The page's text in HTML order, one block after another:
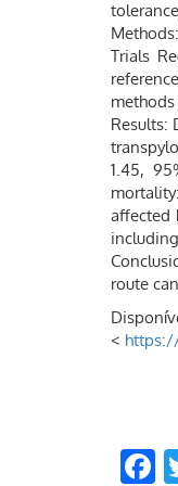
Trials
Results:
1.45,
affected
route
<